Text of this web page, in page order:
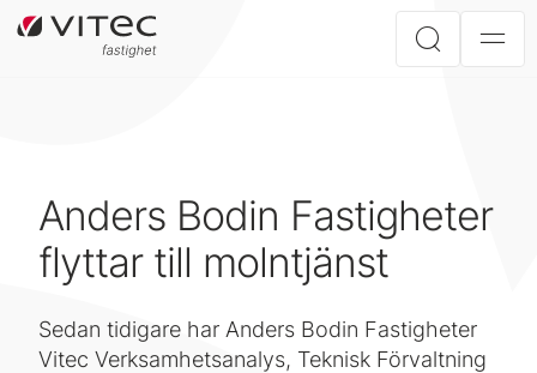
Anders Bodin Fastigheter
flyttar till molntjänst
Sedan tidigare har Anders Bodin Fastigheter
Vitec Verksamhetsanalys, Teknisk Förvaltning